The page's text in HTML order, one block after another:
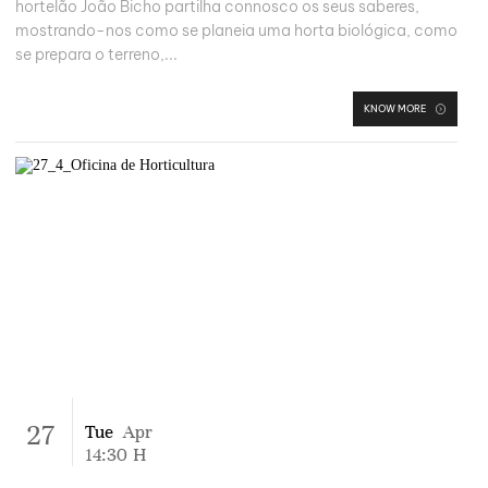
hortelão João Bicho partilha connosco os seus saberes,
mostrando-nos como se planeia uma horta biológica, como
se prepara o terreno,...
KNOW MORE
27 Tue Apr
14:30 H